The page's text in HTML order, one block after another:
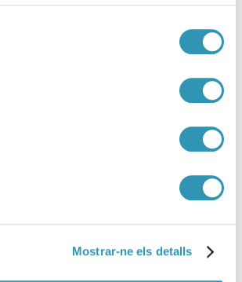
Mostrar-ne els detalls